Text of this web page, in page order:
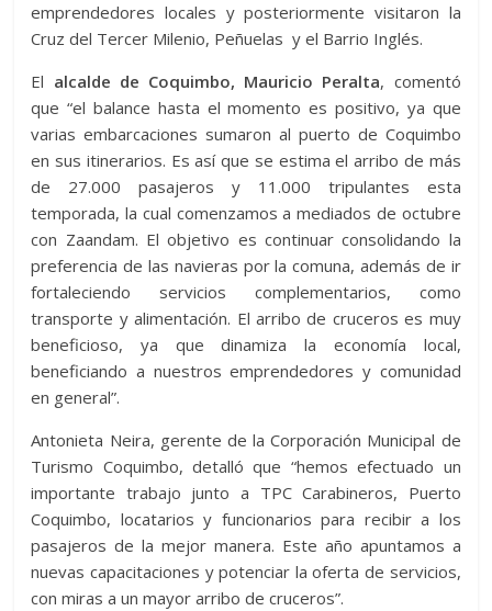
emprendedores locales y posteriormente visitaron la
Cruz del Tercer Milenio, Peñuelas y el Barrio Inglés.
El alcalde de Coquimbo, Mauricio Peralta, comentó
que “el balance hasta el momento es positivo, ya que
varias embarcaciones sumaron al puerto de Coquimbo
en sus itinerarios. Es así que se estima el arribo de más
de 27.000 pasajeros y 11.000 tripulantes esta
temporada, la cual comenzamos a mediados de octubre
con Zaandam. El objetivo es continuar consolidando la
preferencia de las navieras por la comuna, además de ir
fortaleciendo servicios complementarios, como
transporte y alimentación. El arribo de cruceros es muy
beneficioso, ya que dinamiza la economía local,
beneficiando a nuestros emprendedores y comunidad
en general”.
Antonieta Neira, gerente de la Corporación Municipal de
Turismo Coquimbo, detalló que “hemos efectuado un
importante trabajo junto a TPC Carabineros, Puerto
Coquimbo, locatarios y funcionarios para recibir a los
pasajeros de la mejor manera. Este año apuntamos a
nuevas capacitaciones y potenciar la oferta de servicios,
con miras a un mayor arribo de cruceros”.